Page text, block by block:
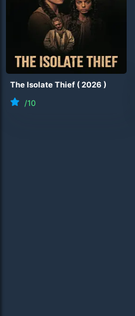
The Isolate Thief (2026 )
/10